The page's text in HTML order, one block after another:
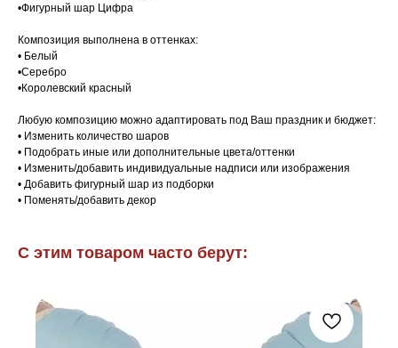
•Фигурный шар Цифра
Композиция выполнена в оттенках:
• Белый
•Серебро
•Королевский красный
Любую композицию можно адаптировать под Ваш праздник и бюджет:
• Изменить количество шаров
• Подобрать иные или дополнительные цвета/оттенки
• Изменить/добавить индивидуальные надписи или изображения
• Добавить фигурный шар из подборки
• Поменять/добавить декор
С этим товаром часто берут: